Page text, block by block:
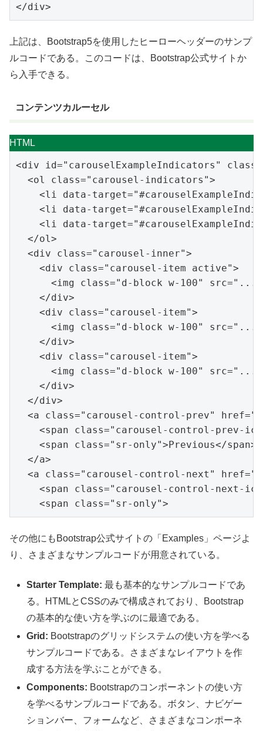
</div>
上記は、Bootstrap5を使用したヒーローヘッダーのサンプ
ルコードである。このコードは、Bootstrap公式サイトか
ら入手できる。
コンテンツカルーセル
HTML
<div id="carouselExampleIndicators" class
<ol class="carousel-indicators">
<li data-target=
<li data-target=
<li data-target=
</ol>
<div class="carousel-inner">
<div class="carousel-item active">
<img class="d-block w-100" src="..."
</div>
<div class="carousel-item">
<img class="d-block w-100" src="..."
</div>
<div class="carousel-item">
<img class="d-block w-100" src="..."
</div>
</div>
<a class="carousel-control-prev" href=
<span class="carousel-control-prev-
<span class="sr-only">Previous</span>
</a>
<a class="carousel-control-next" href=
<span class="carousel-control-next-
<span class="sr-only">
その他にもBootstrap公式サイトの「Examples」ページよ
り、さまざまなサンプルコードが用意されている。
Starter Template: 最も基本的なサンプルコードであ
る。HTMLとCSSのみで構成されており、Bootstrap
の基本的な使い方を学ぶのに最適である。
Grid: Bootstrapのグリッドシステムの使い方を学べる
サンプルコードである。さまざまなレイアウトを作
成する方法を学ぶことができる。
Components: Bootstrapのコンポーネントの使い方
を学べるサンプルコードである。ボタン、ナビゲー
ションバー、フォームなど、さまざまなコンポーネ